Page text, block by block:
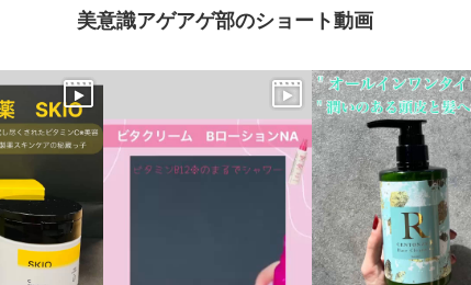
美意識アゲアゲ部のショート動画